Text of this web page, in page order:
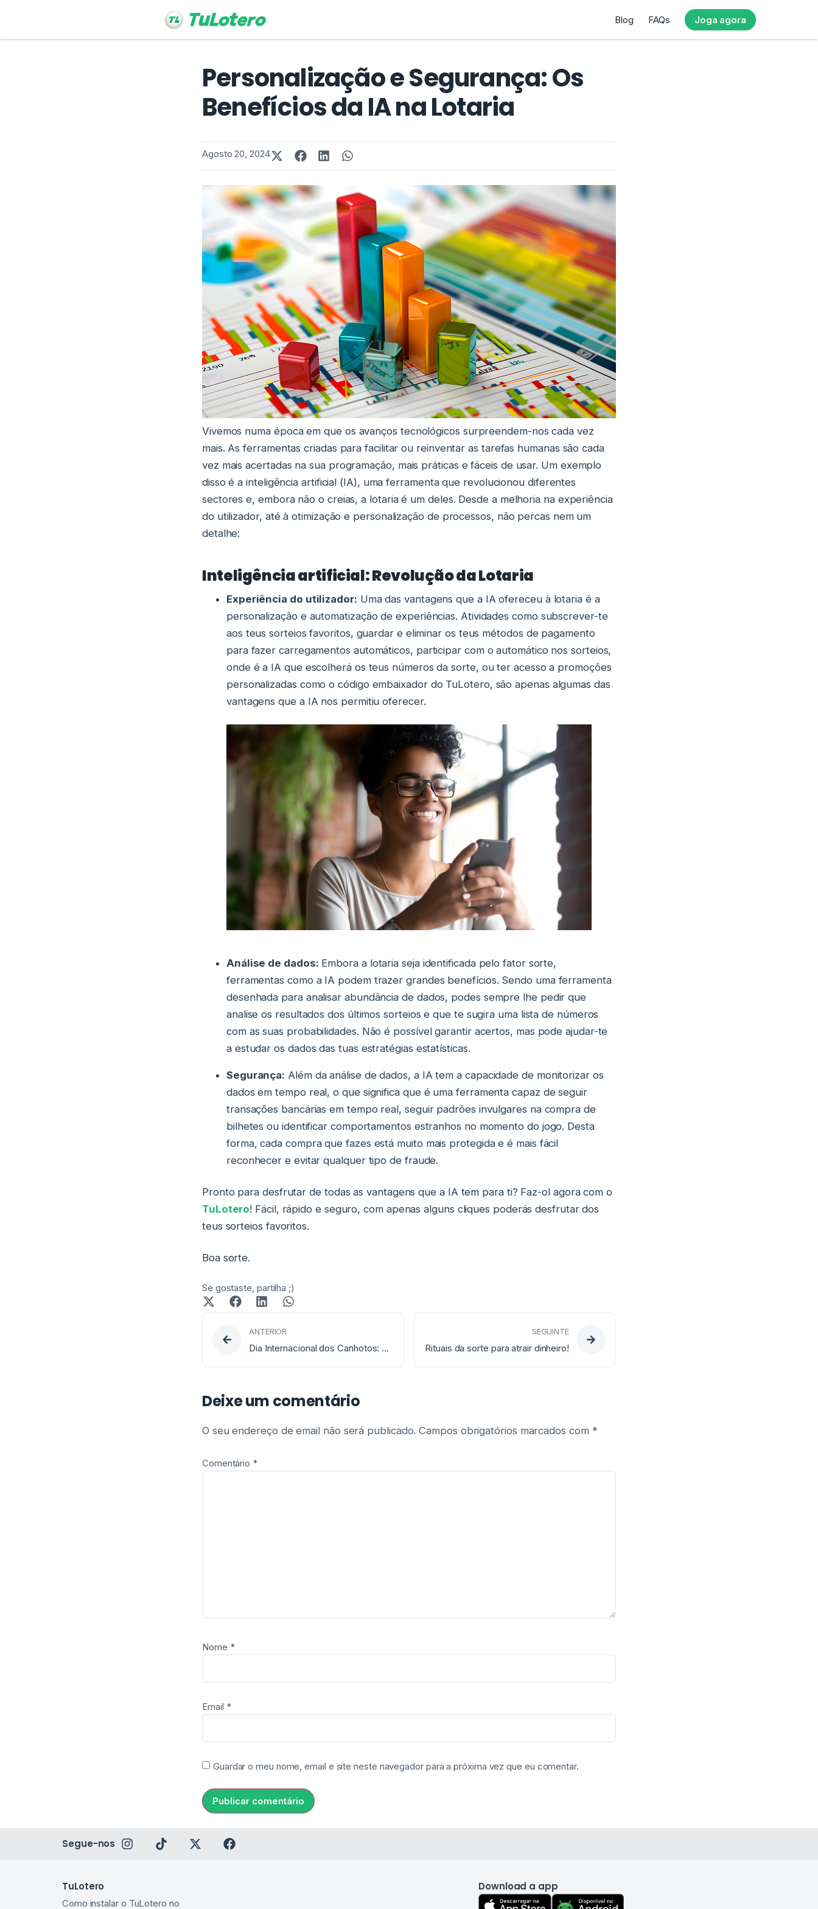
Blog FAQs Joga agora
Personalização e Segurança: Os
Benefícios da IA na Lotaria
Agosto 20, 2024
Vivemos numa época em que os avanços tecnológicos surpreendem-nos cada vez
mais. As ferramentas criadas para facilitar ou reinventar as tarefas humanas são cada
vez mais acertadas na sua programação, mais práticas e fáceis de usar. Um exemplo
disso é a inteligência artificial (IA), uma ferramenta que revolucionou diferentes
sectores e, embora não o creias, a lotaria é um deles. Desde a melhoria na experiência
do utilizador, até à otimização e personalização de processos, não percas nem um
detalhe:
Inteligência artificial: Revolução da Lotaria
Experiência do utilizador: Uma das vantagens que a IA ofereceu à lotaria é a
personalização e automatização de experiências. Atividades como subscrever-te
aos teus sorteios favoritos, guardar e eliminar os teus métodos de pagamento
para fazer carregamentos automáticos, participar com o automático nos sorteios,
onde é a IA que escolherá os teus números da sorte, ou ter acesso a promoções
personalizadas como o código embaixador do TuLotero, são apenas algumas das
vantagens que a IA nos permitiu oferecer.
Análise de dados: Embora a lotaria seja identificada pelo fator sorte,
ferramentas como a IA podem trazer grandes benefícios. Sendo uma ferramenta
desenhada para analisar abundância de dados, podes sempre lhe pedir que
analise os resultados dos últimos sorteios e que te sugira uma lista de números
com as suas probabilidades. Não é possível garantir acertos, mas pode ajudar-te
a estudar os dados das tuas estratégias estatísticas.
Segurança: Além da análise de dados, a IA tem a capacidade de monitorizar os
dados em tempo real, o que significa que é uma ferramenta capaz de seguir
transações bancárias em tempo real, seguir padrões invulgares na compra de
bilhetes ou identificar comportamentos estranhos no momento do jogo. Desta
forma, cada compra que fazes está muito mais protegida e é mais fácil
reconhecer e evitar qualquer tipo de fraude.
Pronto para desfrutar de todas as vantagens que a IA tem para ti? Faz-ol agora com o
TuLotero! Fácil, rápido e seguro, com apenas alguns cliques poderás desfrutar dos
teus sorteios favoritos.
Boa sorte.
Se gostaste, partilha ;)
ANTERIOR
Dia Internacional dos Canhotos: A Sorte da Mão Esquerda
SEGUINTE
Rituais da sorte para atrair dinheiro!
Deixe um comentário
O seu endereço de email não será publicado. Campos obrigatórios marcados com *
Comentário *
Nome *
Email *
Guardar o meu nome, email e site neste navegador para a próxima vez que eu comentar.
Segue-nos
TuLotero
Como instalar o TuLotero no
Download a app